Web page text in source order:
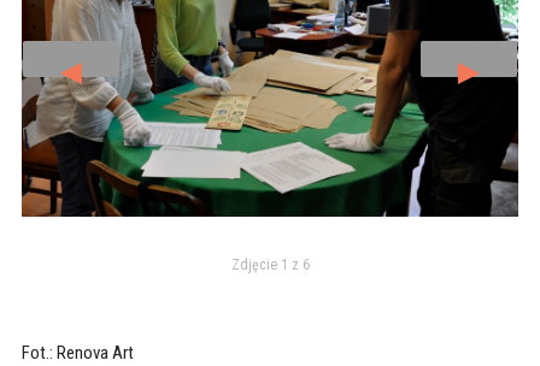
◄ ►
Zdjęcie 1 z 6
Fot.: Renova Art